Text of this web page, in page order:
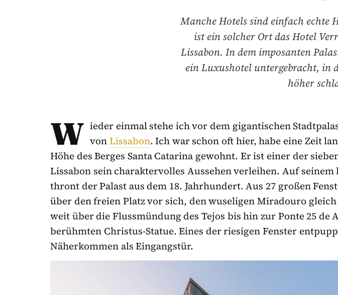
Manche Hotels sind einfach echte
ist ein solcher Ort das Hotel
Lissabon. In dem imposanten
ein Luxushotel untergebracht, in
höher
W ieder einmal stehe ich vor dem gigantischen
vonLissabon. Ich war schon oft hier, habe eine Zeit
Höhe des Berges Santa Catarina gewohnt. Er ist einer der
Lissabon sein charaktervolles Aussehen verleihen. Auf seinem
thront der Palast aus dem 18. Jahrhundert. Aus 27 großen
über den freien Platz vor sich, den wuseligen Miradouro
weit über die Flussmündung des Tejos bis hin zur Ponte 25 de
berühmten Christus-Statue. Eines der riesigen Fenster
Näherkommen als Eingangstür.